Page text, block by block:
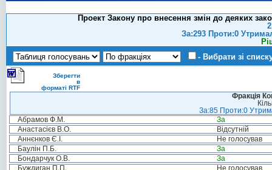
Проект Закону про внесення змін до деяких
За:293 Проти:0
- Вибрати зі
Зберегти
в
форматі RTF
Фракція
За:85 Проти:0
Абрамов Ф.М.
За
Анастасієв В.О.
Відсутній
Аннєнков Є.І.
Не голосував
Баулін П.Б.
За
Бондарчук О.В.
За
Буждиган П.П.
Не голосував